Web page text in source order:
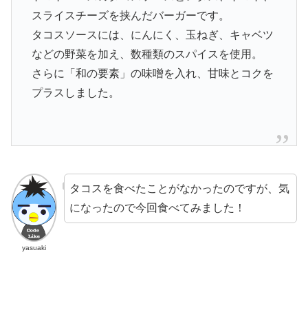
スライスチーズを挟んだバーガーです。
タコスソースには、にんにく、玉ねぎ、キャベツ
などの野菜を加え、数種類のスパイスを使用。
さらに「和の要素」の味噌を入れ、甘味とコクを
プラスしました。
yasuaki
タコスを食べたことがなかったのですが、気
になったので今回食べてみました！